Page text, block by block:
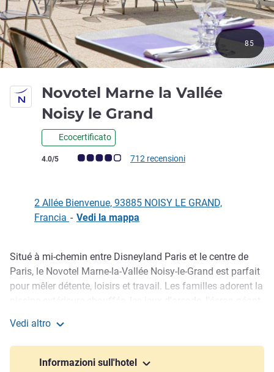
Novotel Marne la Vallée
Noisy le Grand
Ecocertificato
Giudizio clienti (Valutazione ALL)
4.0/5 712 recensioni
85
2 Allée Bienvenue, 93885 NOISY LE GRAND,
Francia - Vedi la mappa
Descrizione
Situé à mi-chemin entre Disneyland Paris et le centre de
Paris, le Novotel Marne-la-Vallée Noisy-le-Grand est parfait
pour mêler détente, loisirs et travail. Les familles adorent la
voyageurs d'affaires, 12 salles de réunion modernes dont
un amphithéâtre de 210 places sont prêts à vous accueillir.
Terrasse, bar chaleureux et restaurant moderne viennent
Vedi altro
Informazioni sull'hotel